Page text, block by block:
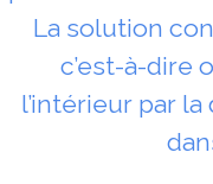
La solution
c’est-à-dire
l’intérieur par